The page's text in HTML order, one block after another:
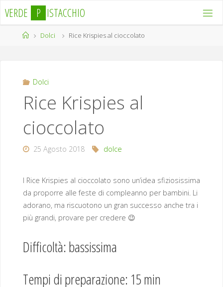
contenuto
VERDE P ISTACCHIO
HomeDolci Rice Krispies al cioccolato
Dolci
Rice Krispies al
cioccolato
25 Agosto 2018 dolce
I Rice Krispies al cioccolato sono un’idea sfiziosissima
da proporre alle feste di compleanno per bambini. Li
adorano, ma riscuotono un gran successo anche tra i
più grandi, provare per credere 😉
Difficoltà: bassissima
Tempi di preparazione: 15 min